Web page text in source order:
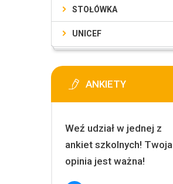
STOŁÓWKA
UNICEF
ANKIETY
Weź udział w jednej z
ankiet szkolnych! Twoja
opinia jest ważna!